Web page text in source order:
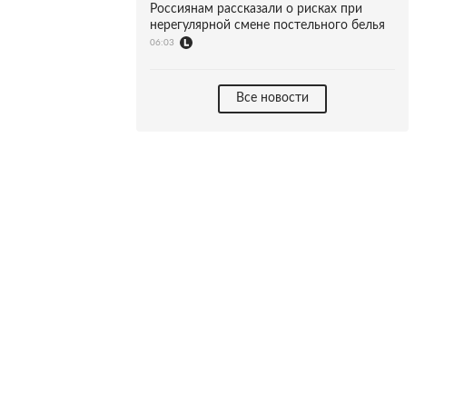
Россиянам рассказали о рисках при
нерегулярной смене постельного белья
06:03
Все новости